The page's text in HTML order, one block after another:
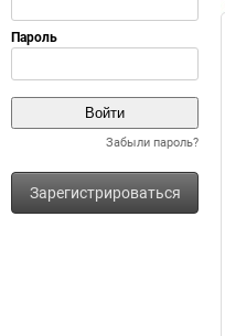
Забыли пароль?
Зарегистрироваться